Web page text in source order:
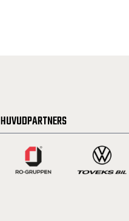
HUVUDPARTNERS